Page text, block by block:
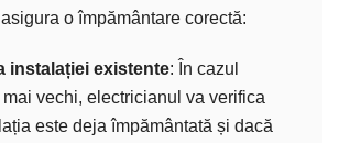
o împământare corectă:
instalației existente: În cazul
mai vechi, electricianul va verifica
este deja împământată și dacă